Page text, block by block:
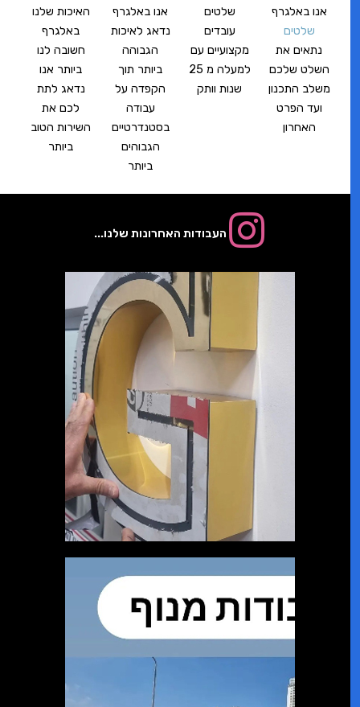
אנו באלגרף
שלטים
נתאים את
השלט שלכם
משלב התכנון
ועד הפרט
האחרון
שלטים
עובדים
מקצועיים עם
למעלה מ 25
שנות וותק
אנו באלגרף
נדאג לאיכות
הגבוהה
ביותר תוך
הקפדה על
עבודה
בסטנדרטיים
הגבוהים
ביותר
האיכות שלנו
באלגרף
חשובה לנו
ביותר אנו
נדאג לתת
לכם את
השירות הטוב
ביותר
העבודות האחרונות שלנו...